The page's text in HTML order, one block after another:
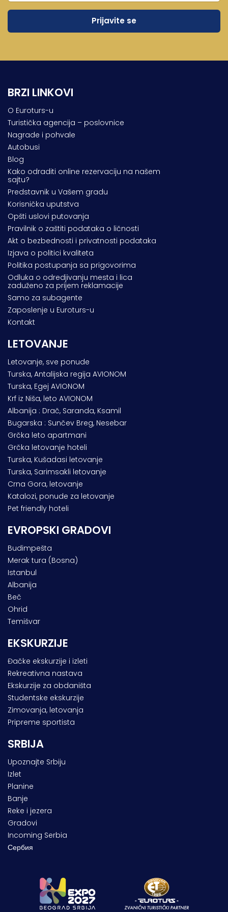
BRZI LINKOVI
O Euroturs-u
Turistička agencija – poslovnice
Nagrade i pohvale
Autobusi
Blog
Kako odraditi online rezervaciju na našem
sajtu?
Predstavnik u Vašem gradu
Korisnička uputstva
Opšti uslovi putovanja
Pravilnik o zaštiti podataka o ličnosti
Akt o bezbednosti i privatnosti podataka
Izjava o politici kvaliteta
Politika postupanja sa prigovorima
Odluka o odredjivanju mesta i lica
zaduženo za prijem reklamacije
Samo za subagente
Zaposlenje u Euroturs-u
Kontakt
LETOVANJE
Letovanje, sve ponude
Turska, Antalijska regija AVIONOM
Turska, Egej AVIONOM
Krf iz Niša, leto AVIONOM
Albanija : Drač, Saranda, Ksamil
Bugarska : Sunčev Breg, Nesebar
Grčka leto apartmani
Grčka letovanje hoteli
Turska, Kušadasi letovanje
Turska, Sarimsakli letovanje
Crna Gora, letovanje
Katalozi, ponude za letovanje
Pet friendly hoteli
EVROPSKI GRADOVI
Budimpešta
Merak tura (Bosna)
Istanbul
Albanija
Beč
Ohrid
Temišvar
EKSKURZIJE
Đačke ekskurzije i izleti
Rekreativna nastava
Ekskurzije za obdaništa
Studentske ekskurzije
Zimovanja, letovanja
Pripreme sportista
SRBIJA
Upoznajte Srbiju
Izlet
Planine
Banje
Reke i jezera
Gradovi
Incoming Serbia
Сербия